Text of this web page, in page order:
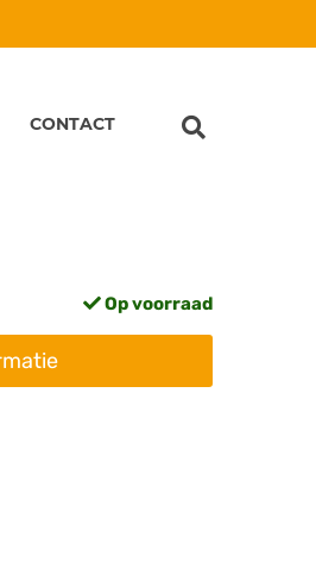
CONTACT
Op voorraad